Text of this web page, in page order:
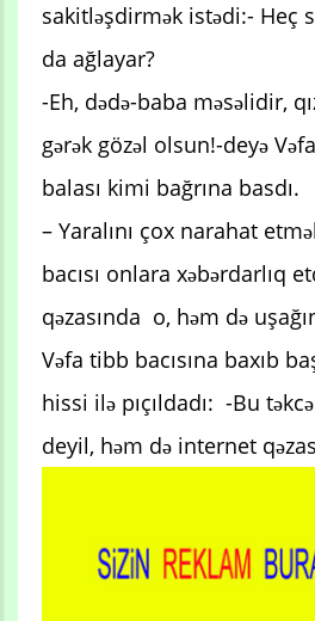
sakitləşdirmək istədi:- Heç
da ağlayar?
-Eh, dədə-baba məsəlidir,
gərək gözəl olsun!-deyə
balası kimi bağrına basdı.
– Yaralını çox narahat
bacısı onlara xəbərdarlıq
qəzasında o, həm də
Vəfa tibb bacısına baxıb
hissi ilə pıçıldadı: -Bu
deyil, həm də internet